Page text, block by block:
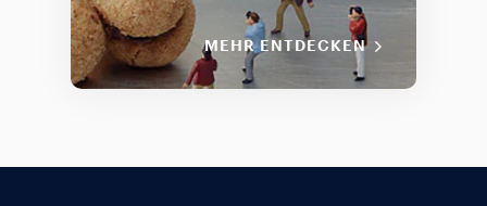
MEHR ENTDECKEN